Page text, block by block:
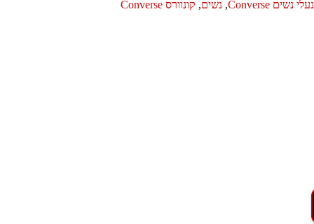
נעלי נשים Converse , נשים, קונוורס Converse